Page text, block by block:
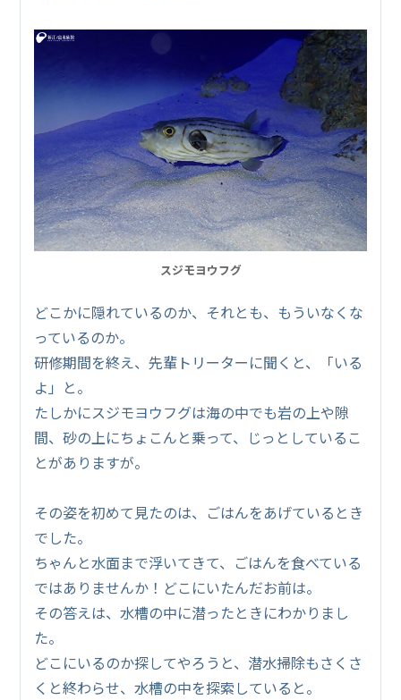
スジモヨウフグ
どこかに隠れているのか、それとも、もういなくな
っているのか。
研修期間を終え、先輩トリーターに聞くと、「いる
よ」と。
たしかにスジモヨウフグは海の中でも岩の上や隙
間、砂の上にちょこんと乗って、じっとしているこ
とがありますが。
その姿を初めて見たのは、ごはんをあげているとき
でした。
ちゃんと水面まで浮いてきて、ごはんを食べている
ではありませんか！どこにいたんだお前は。
その答えは、水槽の中に潜ったときにわかりまし
た。
どこにいるのか探してやろうと、潜水掃除もさくさ
くと終わらせ、水槽の中を探索していると。